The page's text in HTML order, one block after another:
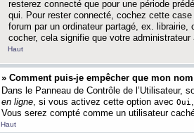
resterez connecté que pour une période
qui. Pour rester connecté, cochez cette
forum par un ordinateur partagé, ex.
cocher, cela signifie que votre
Haut
» Comment puis-je empêcher que mon
Dans le Panneau de Contrôle de l’Utilisateur,
en ligne, si vous activez cette option avec Oui
Vous serez compté comme un utilisateur
Haut